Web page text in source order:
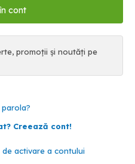
promoții și noutăți pe
Creează cont!
activare a contului